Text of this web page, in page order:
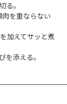
る。
を重ならない
加えてサッと煮
を添える。